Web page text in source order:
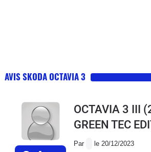
AVIS SKODA OCTAVIA 3
OCTAVIA 3 III
GREEN TEC
Par le 20/12/2023